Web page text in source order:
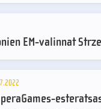
EM-valinnat